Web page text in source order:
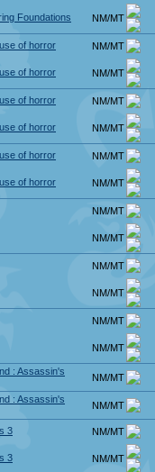
Foundations
NM/MT
of horror
NM/MT
of horror
NM/MT
of horror
NM/MT
of horror
NM/MT
of horror
NM/MT
of horror
NM/MT
NM/MT
NM/MT
NM/MT
NM/MT
NM/MT
NM/MT
: Assassin's
NM/MT
: Assassin's
NM/MT
3
NM/MT
3
NM/MT